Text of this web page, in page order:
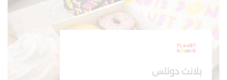
بلانت دونتس